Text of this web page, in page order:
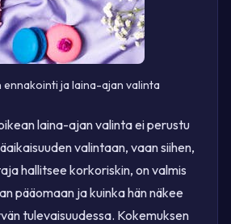
ja laina-ajan valinta
laina-ajan valinta ei perustu
valintaan, vaan siihen,
hallitsee korkoriskin, on valmis
pääomaan ja kuinka hän näkee
tulevaisuudessa. Kokemuksen